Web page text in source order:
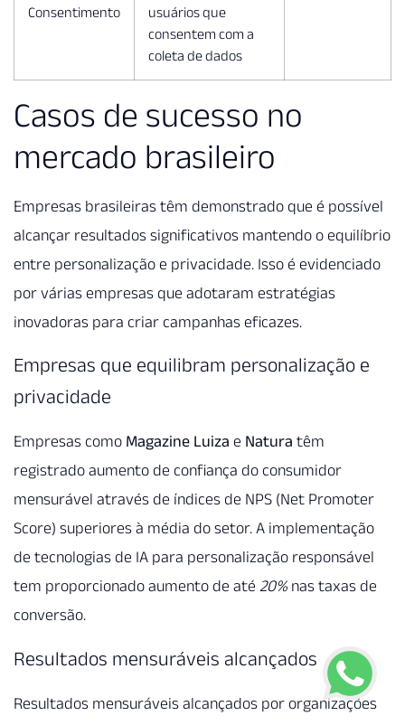
Consentimento
usuários que
consentem com a
coleta de dados
Casos de sucesso no
mercado brasileiro
Empresas brasileiras têm demonstrado que é possível
alcançar resultados significativos mantendo o equilíbrio
entre personalização e privacidade. Isso é evidenciado
por várias empresas que adotaram estratégias
inovadoras para criar campanhas eficazes.
Empresas que equilibram personalização e
privacidade
Empresas como Magazine Luiza e Natura têm
registrado aumento de confiança do consumidor
mensurável através de índices de NPS (Net Promoter
Score) superiores à média do setor. A implementação
de tecnologias de IA para personalização responsável
tem proporcionado aumento de até 20% nas taxas de
conversão.
Resultados mensuráveis alcançados
Resultados mensuráveis alcançados por organizações